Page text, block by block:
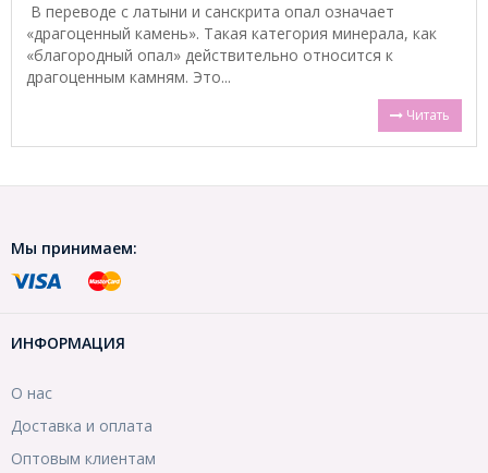
В переводе с латыни и санскрита опал означает
«драгоценный камень». Такая категория минерала, как
«благородный опал» действительно относится к
драгоценным камням. Это...
Читать
Мы принимаем:
ИНФОРМАЦИЯ
О нас
Доставка и оплата
Оптовым клиентам